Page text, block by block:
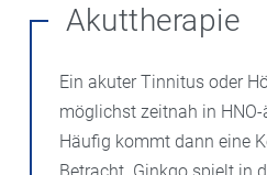
Akuttherapie
Ein akuter Tinnitus oder
möglichst zeitnah in
Häufig kommt dann eine